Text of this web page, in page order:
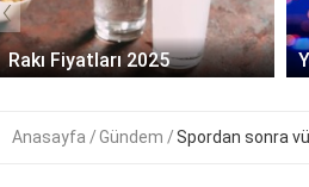
Rakı Fiyatları 2025
‹
Anasayfa Gündem Spordan sonra